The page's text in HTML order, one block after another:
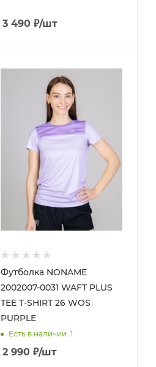
3 490₽/шт
Футболка NONAME
2002007-0031 WAFT PLUS
TEE T-SHIRT 26 WOS
PURPLE
Есть в наличии: 1
2 990₽/шт